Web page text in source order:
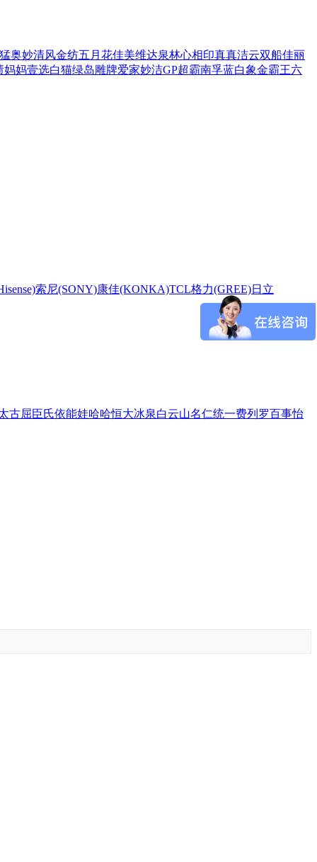
奥妙清风金纺五月花佳美维达泉林心相印真真洁云双船佳丽
妈妈壹选白猫绿岛雕牌爱家妙洁GP超霸南孚蓝白象金霸王六
索尼(SONY)康佳(KONKA)TCL格力(GREE)日立
古屈臣氏依能娃哈哈恒大冰泉白云山名仁统一费列罗百事怡